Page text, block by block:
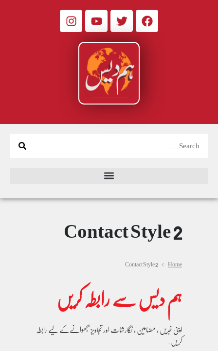
Contact Style 2
Home
Contact Style 2
ہم دیس سے رابطہ کریں
اپنی خبریں ، مضامین ، نگارشات اور تجاویز بجھوانےکے لیے رابطہ
کریں۔